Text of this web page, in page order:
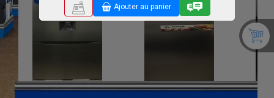
Ajouter au panier